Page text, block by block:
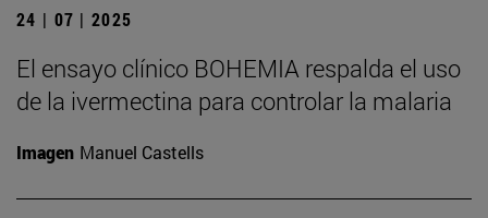
24 | 07 | 2025
El ensayo clínico BOHEMIA respalda el uso
de la ivermectina para controlar la malaria
Imagen Manuel Castells